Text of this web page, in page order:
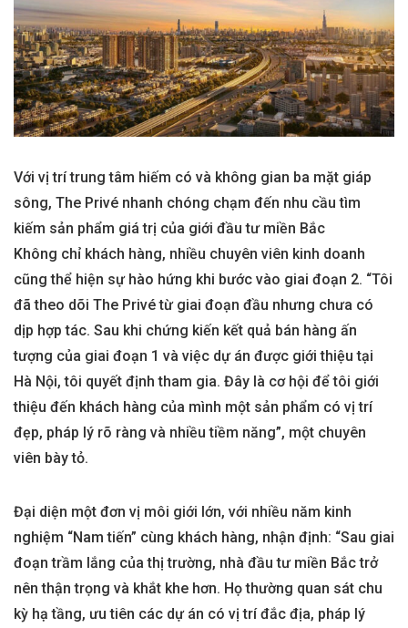
Với vị trí trung tâm hiếm có và không gian ba mặt giáp
sông, The Privé nhanh chóng chạm đến nhu cầu tìm
kiếm sản phẩm giá trị của giới đầu tư miền Bắc
Không chỉ khách hàng, nhiều chuyên viên kinh doanh
cũng thể hiện sự hào hứng khi bước vào giai đoạn 2. “Tôi
đã theo dõi The Privé từ giai đoạn đầu nhưng chưa có
dịp hợp tác. Sau khi chứng kiến kết quả bán hàng ấn
tượng của giai đoạn 1 và việc dự án được giới thiệu tại
Hà Nội, tôi quyết định tham gia. Đây là cơ hội để tôi giới
thiệu đến khách hàng của mình một sản phẩm có vị trí
đẹp, pháp lý rõ ràng và nhiều tiềm năng”, một chuyên
viên bày tỏ.
Đại diện một đơn vị môi giới lớn, với nhiều năm kinh
nghiệm “Nam tiến” cùng khách hàng, nhận định: “Sau giai
đoạn trầm lắng của thị trường, nhà đầu tư miền Bắc trở
nên thận trọng và khắt khe hơn. Họ thường quan sát chu
kỳ hạ tầng, ưu tiên các dự án có vị trí đắc địa, pháp lý